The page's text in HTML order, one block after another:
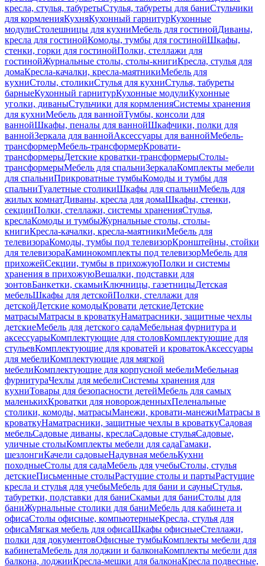
кресла, стулья, табуретыСтулья, табуреты для баниСтульчики
для кормленияКухняКухонный гарнитурКухонные
модулиСтолешницы для кухниМебель для гостинойДиваны,
кресла для гостинойКомоды, тумбы для гостинойШкафы,
стенки, горки для гостинойПолки, стеллажи для
гостинойЖурнальные столы, столы-книгиКресла, стулья для
домаКресла-качалки, кресла-маятникиМебель для
кухниСтолы, столикиСтулья для кухниСтулья, табуреты
барныеКухонный гарнитурКухонные модулиКухонные
уголки, диваныСтульчики для кормленияСистемы хранения
для кухниМебель для ваннойТумбы, консоли для
ваннойШкафы, пеналы для ваннойШкафчики, полки для
ваннойЗеркала для ваннойАксессуары для ваннойМебель-
трансформерМебель-трансформерКровати-
трансформерыДетские кроватки-трансформерыСтолы-
трансформерыМебель для спальниЗеркалаКомплекты мебели
для спальниПрикроватные тумбыКомоды и тумбы для
спальниТуалетные столикиШкафы для спальниМебель для
жилых комнатДиваны, кресла для домаШкафы, стенки,
секцииПолки, стеллажи, системы храненияСтулья,
креслаКомоды и тумбыЖурнальные столы, столы-
книгиКресла-качалки, кресла-маятникиМебель для
телевизораКомоды, тумбы под телевизорКронштейны, стойки
для телевизораКаминокомплекты под телевизорМебель для
прихожейСекции, тумбы в прихожуюПолки и системы
хранения в прихожуюВешалки, подставки для
зонтовБанкетки, скамьиКлючницы, газетницыДетская
мебельШкафы для детскойПолки, стеллажи для
детскойДетские комодыКровати детскиеДетские
матрасыМатрасы в кроваткуНаматрасники, защитные чехлы
детскиеМебель для детского садаМебельная фурнитура и
аксессуарыКомплектующие для столовКомплектующие для
стульевКомплектующие для кроватей и кроватокАксессуары
для мебелиКомплектующие для мягкой
мебелиКомплектующие для корпусной мебелиМебельная
фурнитураЧехлы для мебелиСистемы хранения для
кухниТовары для безопасности детейМебель для самых
маленькихКроватки для новорожденныхПеленальные
столики, комоды, матрасыМанежи, кровати-манежиМатрасы в
кроваткуНаматрасники, защитные чехлы в кроваткуСадовая
мебельСадовые диваны, креслаСадовые стульяСадовые,
уличные столыКомплекты мебели для садаГамаки,
шезлонгиКачели садовыеНадувная мебельКухни
походныеСтолы для садаМебель для учебыСтолы, стулья
детскиеПисьменные столыРастущие столы и партыРастущие
кресла и стулья для учебыМебель для бани и сауныСтулья,
табуретки, подставки для баниСкамьи для баниСтолы для
баниЖурнальные столики для баниМебель для кабинета и
офисаСтолы офисные, компьютерныеКресла, стулья для
офисаМягкая мебель для офисаШкафы офисныеСтеллажи,
полки для документовОфисные тумбыКомплекты мебели для
кабинетаМебель для лоджии и балконаКомплекты мебели для
балкона, лоджииКресла-мешки для балконаКресла подвесные,